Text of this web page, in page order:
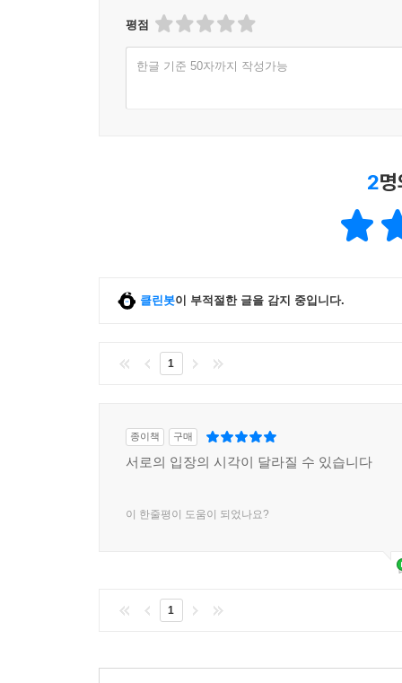
평점
한글 기준 50자까지 작성가능
2
클린봇이 부적절한 글을 감지 중입니다.
1
종이책 구매
서로의 입장의 시각이 달라질 수 있습니다
이 한줄평이 도움이 되었나요?
1